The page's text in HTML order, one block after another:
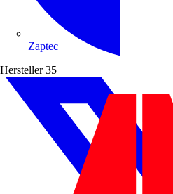
Zaptec
Hersteller 35